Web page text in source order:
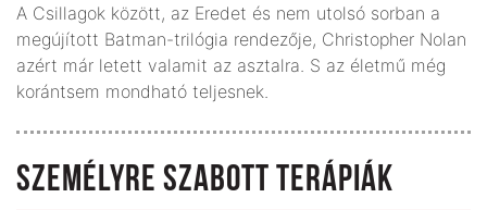
A Csillagok között, az Eredet és nem utolsó sorban a
megújított Batman-trilógia rendezője, Christopher Nolan
azért már letett valamit az asztalra. S az életmű még
korántsem mondható teljesnek.
SZEMÉLYRE SZABOTT TERÁPIÁK